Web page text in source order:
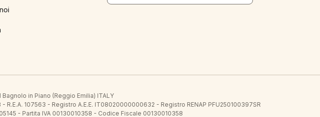
in Piano (Reggio Emilia) ITALY
107563 - Registro A.E.E. IT08020000000632 - Registro RENAP PFU250100397SR
- Partita IVA 00130010358 - Codice Fiscale 00130010358